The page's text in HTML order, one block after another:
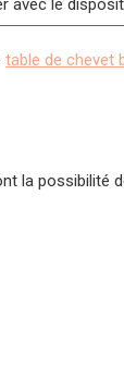
avec le
table de chevet
la possibilité